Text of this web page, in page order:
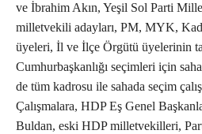
ve İbrahim Akın, Yeşil Sol Parti
milletvekili adayları, PM, MYK,
üyeleri, İl ve İlçe Örgütü üyelerinin
Cumhurbaşkanlığı seçimleri için
de tüm kadrosu ile sahada seçim
Çalışmalara, HDP Eş Genel
Buldan, eski HDP milletvekilleri,